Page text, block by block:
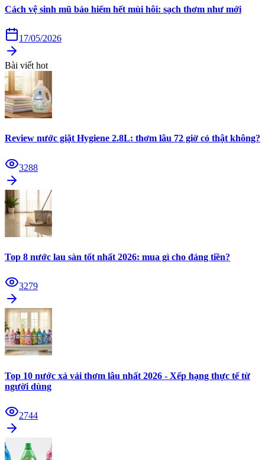
Cách vệ sinh mũ bảo hiểm hết mùi hôi: sạch thơm như mới
17/05/2026
Bài viết hot
Review nước giặt Hygiene 2.8L: thơm lâu 72 giờ có thật không?
3288
Top 8 nước lau sàn tốt nhất 2026: mua gì cho đáng tiền?
3279
Top 10 nước xả vải thơm lâu nhất 2026 - Xếp hạng thực tế từ
người dùng
2744